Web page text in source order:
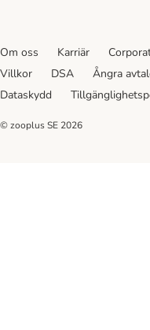
Om oss Karriär
Villkor
DSA Ångra
Dataskydd
© zooplus SE 2026